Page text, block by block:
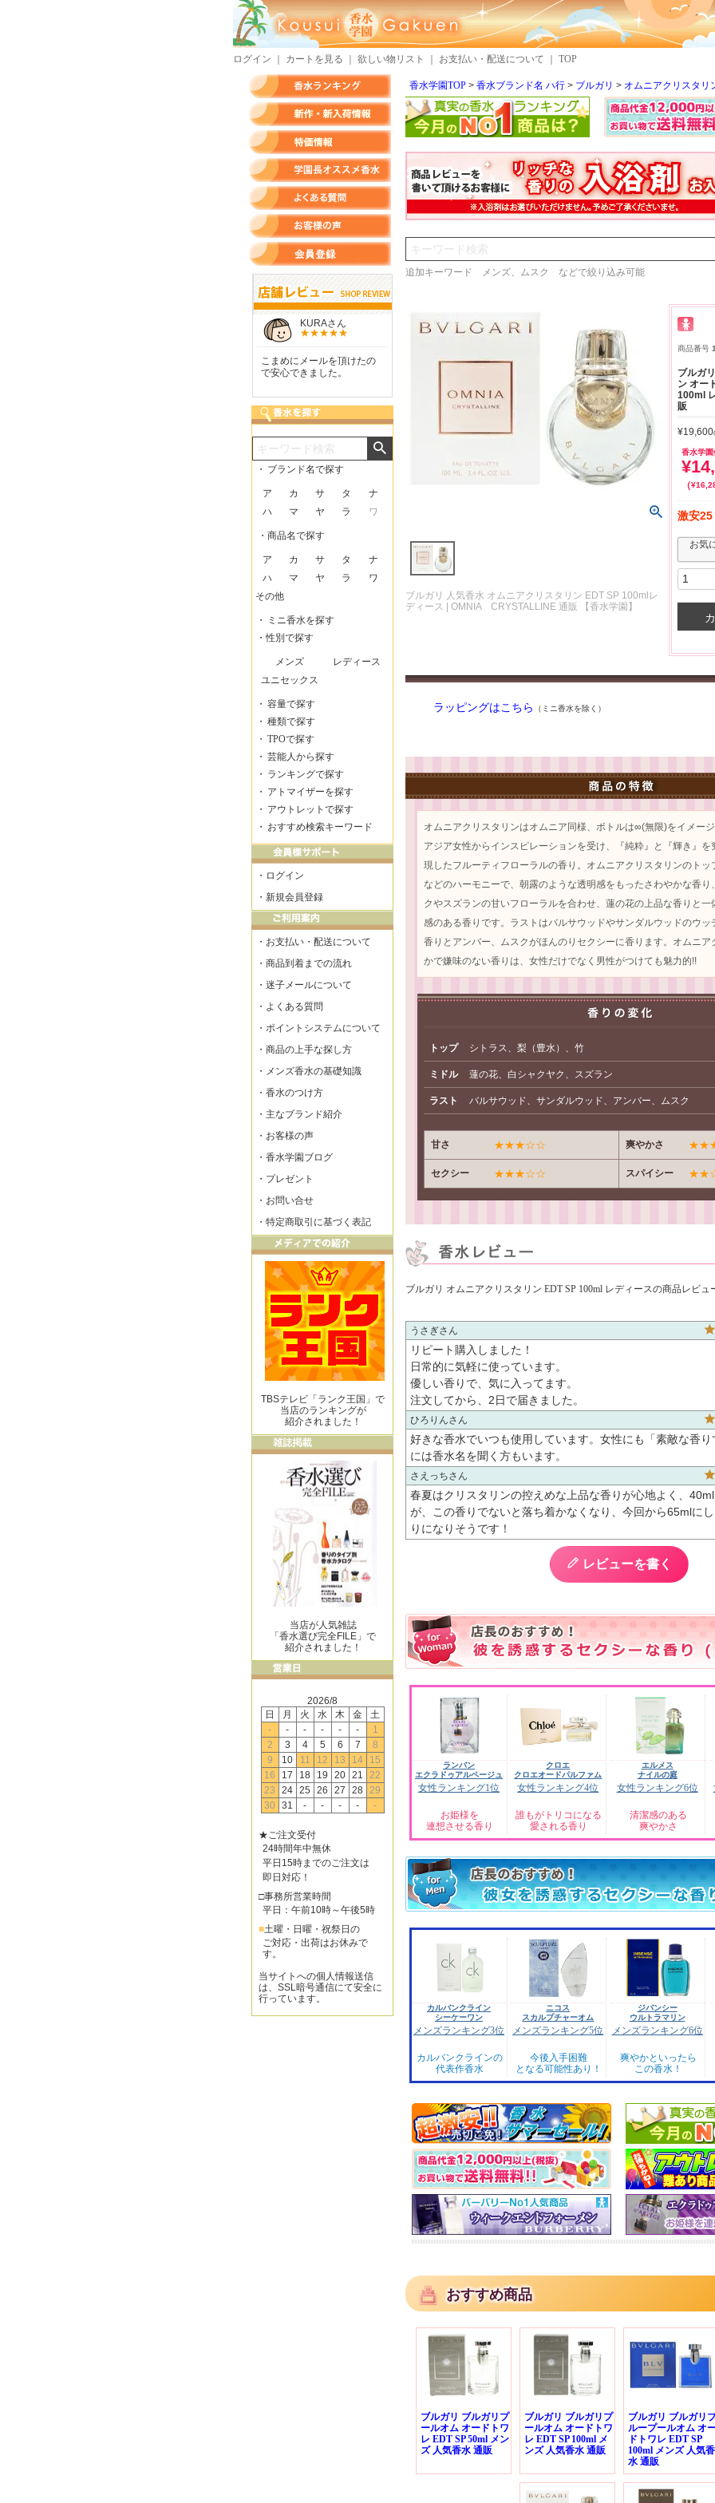
ログイン カートを見る 欲しい物リスト お支払い・配送について TOP
香水学園TOP 香水ブランド名 ハ行 ブルガリ オムニアクリスタリ
検索
追加キーワード メンズ、ムスク などで絞り込み可能
ブルガリ 人気香水 オムニアクリスタリン EDT SP 100mlレ
ディース | OMNIA CRYSTALLINE 通販 【香水学園】
商品番号
ブルガ
ン オー
100ml
販
¥19,600
香水学園
¥
¥
激安25
お気
ラッピングはこちら （ミニ香水を除く）
オムニアクリスタリンはオムニア同様、ボトルは∞(無限)をイメー
アジア女性からインスピレーションを受け、『純粋』と『輝き』
現したフルーティフローラルの香り。オムニアクリスタリンのトッ
などのハーモニーで、朝露のような透明感をもったさわやかな香り
クやスズランの甘いフローラルを合わせ、蓮の花の上品な香りと一
感のある香りです。ラストはバルサウッドやサンダルウッドのウッ
香りとアンバー、ムスクがほんのりセクシーに香ります。オムニア
かで嫌味のない香りは、女性だけでなく男性がつけても魅力的!!
トップ シトラス、梨（豊水）、竹
ミドル 蓮の花、白シャクヤク、スズラン
ラスト バルサウッド、サンダルウッド、アンバー、ムスク
甘さ ★★★☆☆ 爽やかさ
セクシー ★★★☆☆ スパイシー
ブルガリ オムニアクリスタリン EDT SP 100ml レディースの商品レビュ
うさぎ
リピート購入しました！
日常的に気軽に使っています。
優しい香りで、気に入ってます。
注文してから、2日で届きました。
ひろりん
好きな香水でいつも使用しています。女性にも「素敵な香
には香水名を聞く方もいます。
さえっち
春夏はクリスタリンの控えめな上品な香りが心地よく、
が、この香りでないと落ち着かなくなり、今回から65mlに
りになりそうです！
レビューを書く
ランバン
エクラドゥアルページュ
女性ランキング1位
お姫様を
連想させる香り
クロエ
クロエオードパルファム
女性ランキング4位
誰もがトリコになる
愛される香り
エルメス
ナイルの庭
女性ランキング6位
清潔感のある
爽やかさ
カルバンクライン
シーケーワン
メンズランキング3位
カルバンクラインの
代表作香水
ニコス
スカルプチャーオム
メンズランキング5位
今後入手困難
となる可能性あり！
ジバンシー
ウルトラマリン
メンズランキング6位
爽やかといったら
この香水！
おすすめ商品
ブルガリ ブルガリプ
ールオム オードトワ
レ EDT SP 50ml メン
ズ 人気香水 通販
ブルガリ ブルガリプ
ールオム オードトワ
レ EDT SP 100ml メ
ンズ 人気香水 通販
ブルガリ ブルガリ
ループールオム オ
ドトワレ EDT SP
100ml メンズ 人気香
水 通販
KURAさん
こまめにメールを頂けたの
で安心できました。
しらすさん
商品が早く届いたのでよか
好きな香水を、いろいろ少
量試せるところが魅力でし
した。
いたし
・ ブランド名で探す
ア カ サ タ
ナ
ハ
マ ヤ ラ ワ
・商品名で探す
ア カ サ タ
ナ
ハ
マ ヤ ラ
ワ
その他
・
ミニ香水を探す
・性別で探す
メンズ
レディース
ユニセックス
・ 容量で探す
・ 種類で探す
・ TPOで探す
・ 芸能人から探す
・ ランキングで探す
・ アトマイザーを探す
・ アウトレットで探す
・ おすすめ検索キーワード
・ ログイン
・ 新規会員登録
・ お支払い・配送について
・ 商品到着までの流れ
・ 迷子メールについて
・ よくある質問
・ ポイントシステムについて
・ 商品の上手な探し方
・ メンズ香水の基礎知識
・ 香水のつけ方
・ 主なブランド紹介
・ お客様の声
・ 香水学園ブログ
・ プレゼント
・ お問い合せ
・ 特定商取引に基づく表記
TBSテレビ「ランク王国」で
当店のランキングが
紹介されました！
当店が人気雑誌
「香水選び完全FILE」で
紹介されました！
2026/8
日
月 火 水 木 金
土
-
- - - - -
1
2
3 4 5 6 7
8
9
10 11 12 13 14
15
16
17 18 19 20 21
22
23
24 25 26 27 28 29
30
31 - - - - -
★ご注文受付
24時間年中無休
平日15時までのご注文は
即日対応！
□事務所営業時間
平日：午前10時～午後5時
■土曜・日曜・祝祭日の
ご対応・出荷はお休みで
す。
当サイトへの個人情報送信
は、SSL暗号通信にて安全に
行っています。